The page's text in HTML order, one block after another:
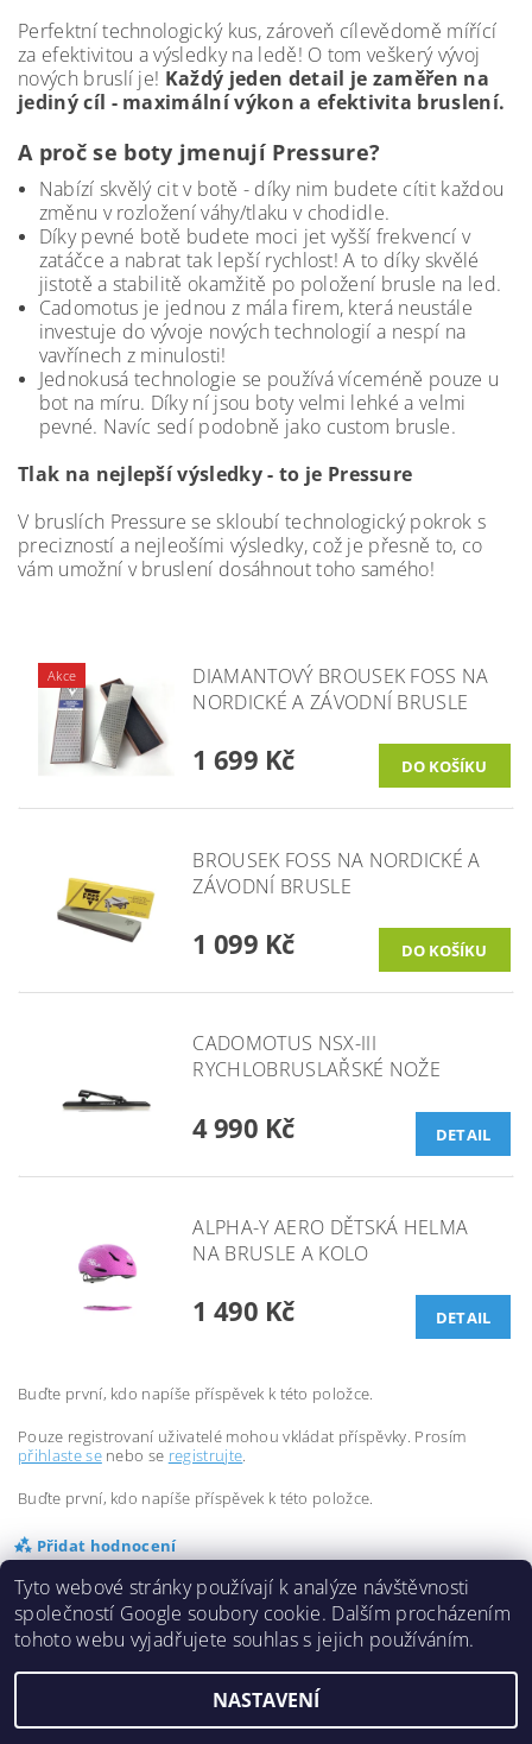
Perfektní technologický kus, zároveň cílevědomě mířící
za efektivitou a výsledky na ledě! O tom veškerý vývoj
nových bruslí je! Každý jeden detail je zaměřen na
jediný cíl - maximální výkon a efektivita bruslení.
A proč se boty jmenují Pressure?
Nabízí skvělý cit v botě - díky nim budete cítit každou
změnu v rozložení váhy/tlaku v chodidle.
Díky pevné botě budete moci jet vyšší frekvencí v
zatáčce a nabrat tak lepší rychlost! A to díky skvělé
jistotě a stabilitě okamžitě po položení brusle na led.
Cadomotus je jednou z mála firem, která neustále
investuje do vývoje nových technologií a nespí na
vavřínech z minulosti!
Jednokusá technologie se používá víceméně pouze u
bot na míru. Díky ní jsou boty velmi lehké a velmi
pevné. Navíc sedí podobně jako custom brusle.
Tlak na nejlepší výsledky - to je Pressure
V bruslích Pressure se skloubí technologický pokrok s
precizností a nejleošími výsledky, což je přesně to, co
vám umožní v bruslení dosáhnout toho samého!
Akce
DIAMANTOVÝ BROUSEK FOSS NA
NORDICKÉ A ZÁVODNÍ BRUSLE
1 699 Kč
BROUSEK FOSS NA NORDICKÉ A
ZÁVODNÍ BRUSLE
1 099 Kč
CADOMOTUS NSX-III
RYCHLOBRUSLAŘSKÉ NOŽE
4 990 Kč DETAIL
ALPHA-Y AERO DĚTSKÁ HELMA
NA BRUSLE A KOLO
1 490 Kč DETAIL
Buďte první, kdo napíše příspěvek k této položce.
Pouze registrovaní uživatelé mohou vkládat příspěvky. Prosím
přihlaste senebo se registrujte.
Buďte první, kdo napíše příspěvek k této položce.
Přidat hodnocení
2026 ©Inlinespeed.cz, všechna práva vyhrazena
Tyto webové stránky používají k analýze návštěvnosti
společností Google soubory cookie. Dalším procházením
tohoto webu vyjadřujete souhlas s jejich používáním.
NASTAVENÍ